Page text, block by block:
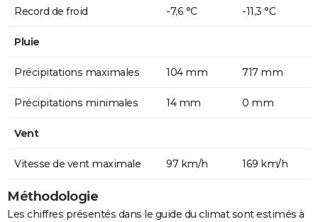
Record de froid -7,6 °C -11,3 °C
Pluie
Précipitations maximales 104 mm 717 mm
Précipitations minimales 14 mm 0 mm
Vent
Vitesse de vent maximale 97 km/h 169 km/h
Méthodologie
Les chiffres présentés dans le guide du climat sont estimés à